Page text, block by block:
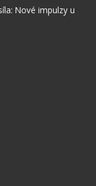
Nové impulzy u